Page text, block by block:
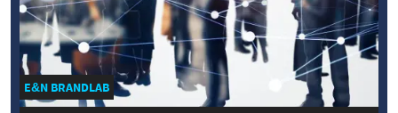
E&N BRANDLAB